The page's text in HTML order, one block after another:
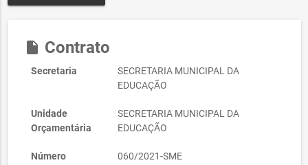
insert_drive_file Contrato
Secretaria
SECRETARIA MUNICIPAL DA
EDUCAÇÃO
Unidade
Orçamentária
SECRETARIA MUNICIPAL DA
EDUCAÇÃO
Número 060/2021-SME